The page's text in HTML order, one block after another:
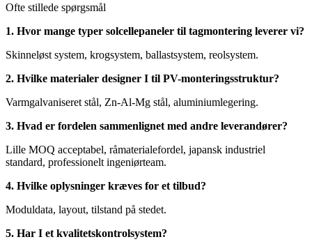
Ofte stillede spørgsmål
1. Hvor mange typer solcellepaneler til tagmontering leverer vi?
Skinneløst system, krogsystem, ballastsystem, reolsystem.
2. Hvilke materialer designer I til PV-monteringsstruktur?
Varmgalvaniseret stål, Zn-Al-Mg stål, aluminiumlegering.
3. Hvad er fordelen sammenlignet med andre leverandører?
Lille MOQ acceptabel, råmaterialefordel, japansk industriel
standard, professionelt ingeniørteam.
4. Hvilke oplysninger kræves for et tilbud?
Moduldata, layout, tilstand på stedet.
5. Har I et kvalitetskontrolsystem?